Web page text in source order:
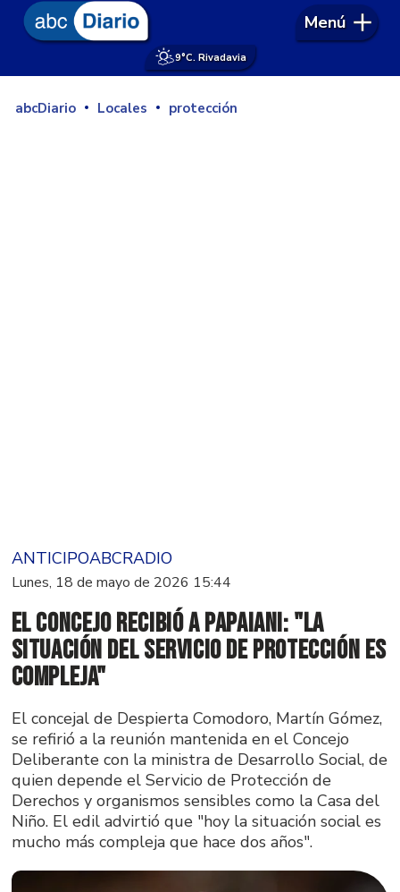
9°C. Rivadavia
Menú
abcDiario Locales protección
ANTICIPOABCRADIO
Lunes, 18 de mayo de 2026 15:44
El Concejo recibió a Papaiani: "La
situación del Servicio de Protección es
compleja"
El concejal de Despierta Comodoro, Martín Gómez,
se refirió a la reunión mantenida en el Concejo
Deliberante con la ministra de Desarrollo Social, de
quien depende el Servicio de Protección de
Derechos y organismos sensibles como la Casa del
Niño. El edil advirtió que "hoy la situación social es
mucho más compleja que hace dos años".